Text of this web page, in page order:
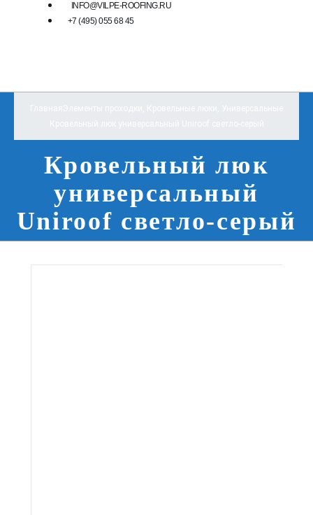
INFO@VILPE-ROOFING.RU
+7 (495) 055 68 45
Кровельный люк
универсальный
Uniroof светло-серый